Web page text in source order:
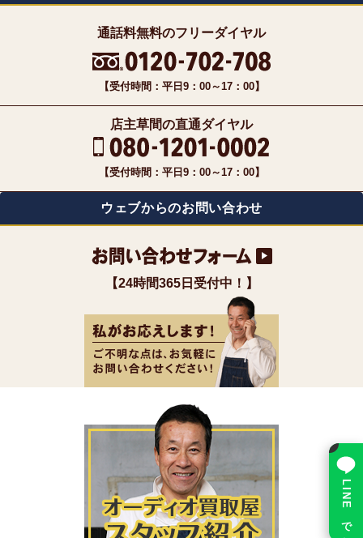
通話料無料のフリーダイヤル
【受付時間：平日9：00～17：00】
店主草間の直通ダイヤル
【受付時間：平日9：00～17：00】
ウェブからのお問い合わせ
【24時間365日受付中！】
LINE で相談
×